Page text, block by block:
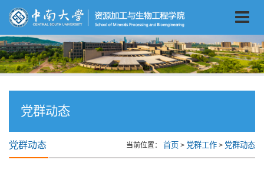
党群动态
党群动态 当前位置： 首页 > 党群工作 > 党群动态